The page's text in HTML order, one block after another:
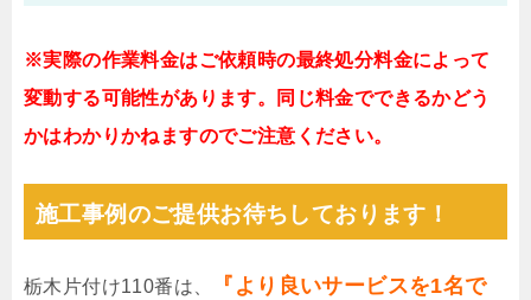
※実際の作業料金はご依頼時の最終処分料金によって
変動する可能性があります。同じ料金でできるかどう
かはわかりかねますのでご注意ください。
施工事例のご提供お待ちしております！
栃木片付け110番は、
『より良いサービスを1名で